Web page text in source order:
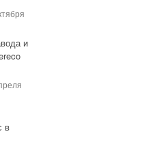
и
в
на ВИЭ